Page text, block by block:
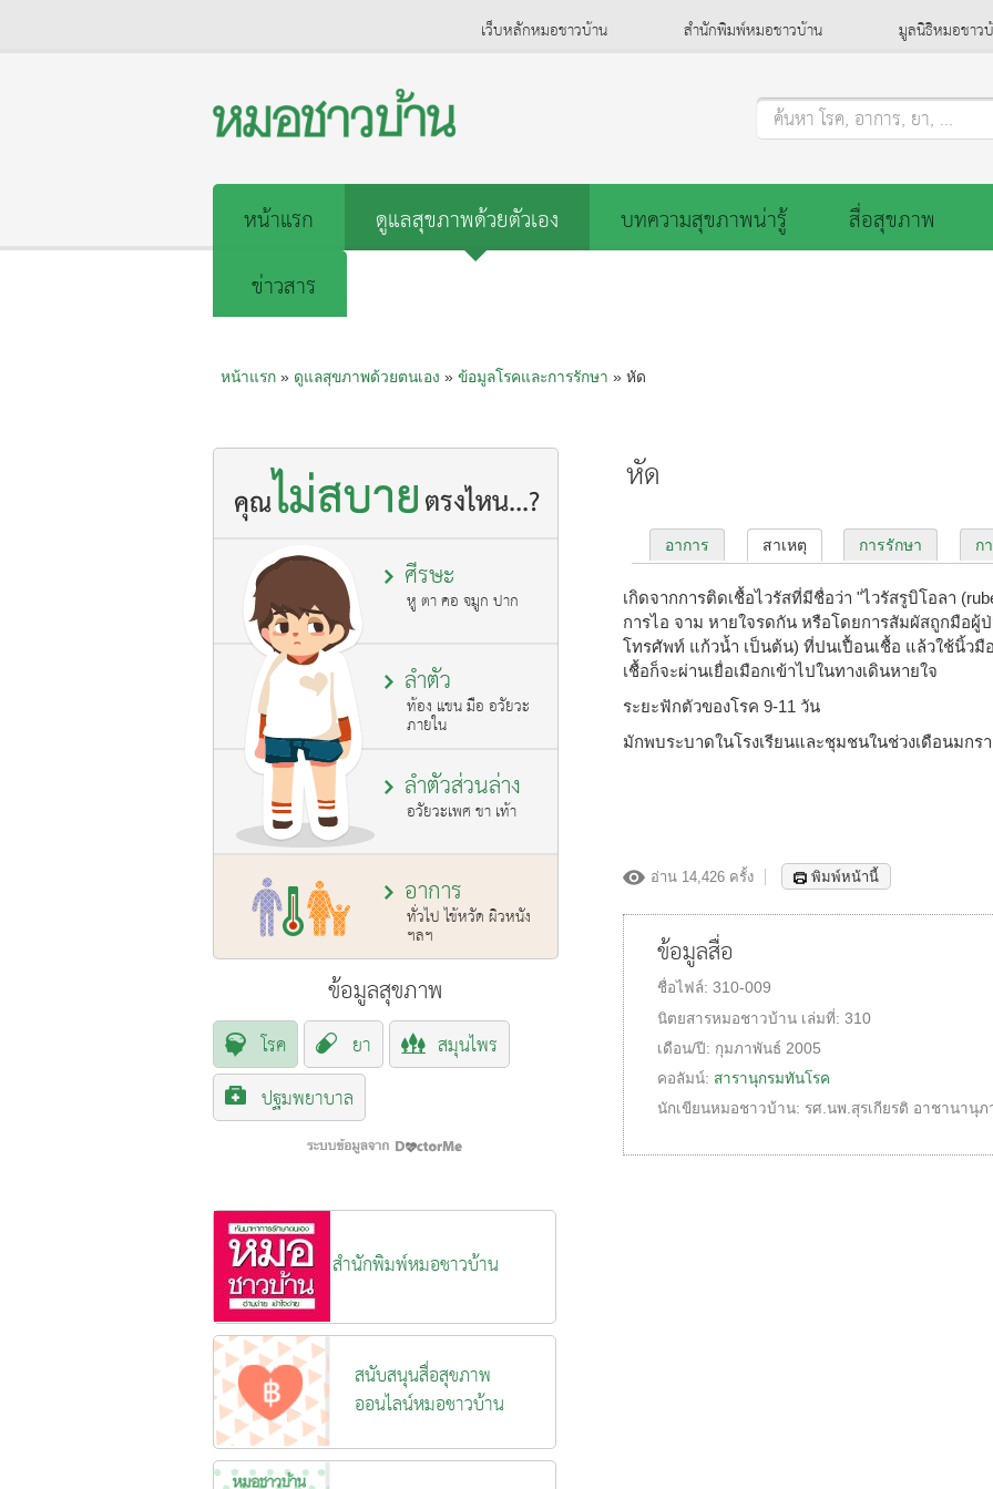
เว็บหลักหมอชาวบ้าน สำนักพิมพ์หมอชาวบ้าน มูลนิธิหมอชาว
ค้นหา โรค, อาการ, ยา, ...
หน้าแรก ดูแลสุขภาพด้วยตัวเอง บทความสุขภาพน่ารู้
สื่อสุขภาพ
ข่าวสาร
หน้าแรก» ดูแลสุขภาพด้วยตนเอง » ข้อมูลโรคและการรักษา » หัด
หัด
อาการ สาเหตุ การรักษา ก
เกิดจากการติดเชื้อไวรัสที่มีชื่อว่า "ไวรัสรูบิโอลา
การไอ จาม หายใจรดกัน หรือโดยการสัมผัสถูกมือผู้
โทรศัพท์ แก้วน้ำ เป็นต้น) ที่ปนเปื้อนเชื้อ แล้วใช้นิ้ว
เชื้อก็จะผ่านเยื่อเมือกเข้าไปในทางเดินหายใจ
ระยะฟักตัวของโรค 9-11 วัน
มักพบระบาดในโรงเรียนและชุมชนในช่วงเดือนมกร
อ่าน 14,426 ครั้ง พิมพ์หน้านี้
ข้อมูลสื่อ
ชื่อไฟล์: 310-009
นิตยสารหมอชาวบ้าน เล่มที่: 310
เดือน/ปี: กุมภาพันธ์ 2005
คอลัมน์: สารานุกรมทันโรค
นักเขียนหมอชาวบ้าน: รศ.นพ.สุรเกียรติ อาชานานุภ
ศีรษะ
หู ตา คอ จมูก ปาก
ลำตัว
ท้อง แขน มือ อวัยวะ
ภายใน
ลำตัวส่วนล่าง
อวัยวะเพศ ขา เท้า
อาการ
ทั่วไป ไข้หวัด ผิวหนัง
ฯลฯ
ข้อมูลสุขภาพ
โรค ยา
สมุนไพร
ปฐมพยาบาล
สำนักพิมพ์หมอชาวบ้าน
สนับสนุนสื่อสุขภาพ
ออนไลน์หมอชาวบ้าน